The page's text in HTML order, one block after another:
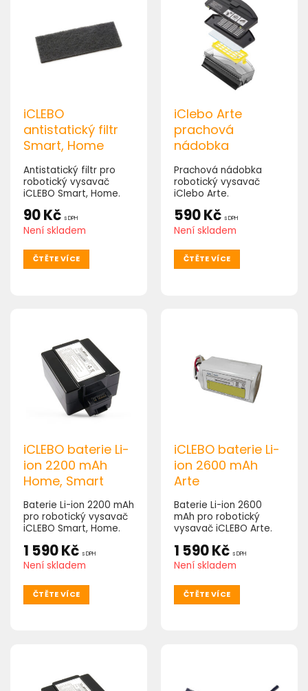
iCLEBO
antistatický filtr
Smart, Home
Antistatický filtr pro
robotický vysavač
iCLEBO Smart, Home.
90Kč s DPH
Není skladem
ČTĚTE VÍCE
iClebo Arte
prachová
nádobka
Prachová nádobka
robotický vysavač
iClebo Arte.
590Kč s DPH
Není skladem
ČTĚTE VÍCE
iCLEBO baterie Li-
ion 2200 mAh
Home, Smart
Baterie Li-ion 2200 mAh
pro robotický vysavač
iCLEBO Smart, Home.
1 590Kč s DPH
Není skladem
ČTĚTE VÍCE
iCLEBO baterie Li-
ion 2600 mAh
Arte
Baterie Li-ion 2600
mAh pro robotický
vysavač iCLEBO Arte.
1 590Kč s DPH
Není skladem
ČTĚTE VÍCE